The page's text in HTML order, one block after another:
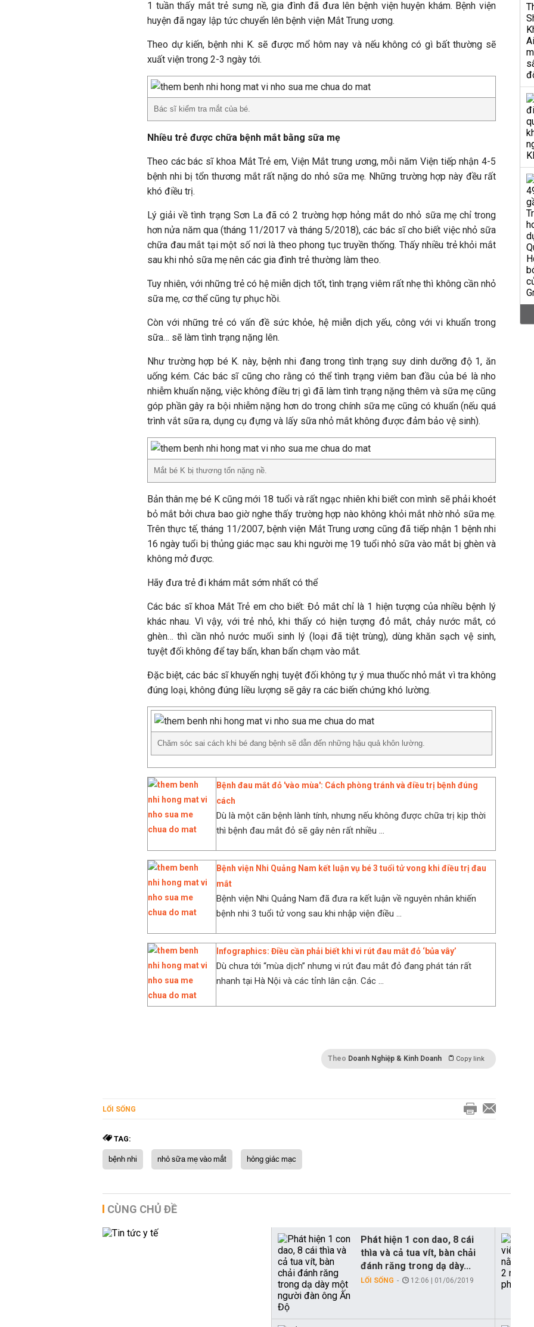
1 tuần thấy mắt trẻ sưng nề, gia đình đã đưa lên bệnh viện huyện khám. Bệnh viện
huyện đã ngay lập tức chuyển lên bệnh viện Mắt Trung ương.
Theo dự kiến, bệnh nhi K. sẽ được mổ hôm nay và nếu không có gì bất thường sẽ
xuất viện trong 2-3 ngày tới.
Bác sĩ kiểm tra mắt của bé.
Nhiều trẻ được chữa bệnh mắt bằng sữa mẹ
Theo các bác sĩ khoa Mắt Trẻ em, Viện Mắt trung ương, mỗi năm Viện tiếp nhận 4-5
bệnh nhi bị tổn thương mắt rất nặng do nhỏ sữa mẹ. Những trường hợp này đều rất
khó điều trị.
Lý giải về tình trạng Sơn La đã có 2 trường hợp hỏng mắt do nhỏ sữa mẹ chỉ trong
hơn nửa năm qua (tháng 11/2017 và tháng 5/2018), các bác sĩ cho biết việc nhỏ sữa
chữa đau mắt tại một số nơi là theo phong tục truyền thống. Thấy nhiều trẻ khỏi mắt
sau khi nhỏ sữa mẹ nên các gia đình trẻ thường làm theo.
Tuy nhiên, với những trẻ có hệ miễn dịch tốt, tình trạng viêm rất nhẹ thì không cần nhỏ
sữa mẹ, cơ thể cũng tự phục hồi.
Còn với những trẻ có vấn đề sức khỏe, hệ miễn dịch yếu, công với vi khuẩn trong
sữa… sẽ làm tình trạng nặng lên.
Như trường hợp bé K. này, bệnh nhi đang trong tình trạng suy dinh dưỡng độ 1, ăn
uống kém. Các bác sĩ cũng cho rằng có thể tình trạng viêm ban đầu của bé là nho
nhiễm khuẩn nặng, việc không điều trị gì đã làm tình trạng nặng thêm và sữa mẹ cũng
góp phần gây ra bội nhiễm nặng hơn do trong chính sữa mẹ cũng có khuẩn (nếu quá
trình vắt sữa ra, dụng cụ đựng và lấy sữa nhỏ mắt không được đảm bảo vệ sinh).
Mắt bé K bị thương tổn nặng nề.
Bản thân mẹ bé K cũng mới 18 tuổi và rất ngạc nhiên khi biết con mình sẽ phải khoét
bỏ mắt bởi chưa bao giờ nghe thấy trường hợp nào không khỏi mắt nhờ nhỏ sữa mẹ.
Trên thực tế, tháng 11/2007, bệnh viện Mắt Trung ương cũng đã tiếp nhận 1 bệnh nhi
16 ngày tuổi bị thủng giác mạc sau khi người mẹ 19 tuổi nhỏ sữa vào mắt bị ghèn và
không mở được.
Hãy đưa trẻ đi khám mắt sớm nhất có thể
Các bác sĩ khoa Mắt Trẻ em cho biết: Đỏ mắt chỉ là 1 hiện tượng của nhiều bệnh lý
khác nhau. Vì vậy, với trẻ nhỏ, khi thấy có hiện tượng đỏ mắt, chảy nước mắt, có
ghèn… thì cần nhỏ nước muối sinh lý (loại đã tiệt trùng), dùng khăn sạch vệ sinh,
tuyệt đối không để tay bẩn, khan bẩn chạm vào mắt.
Đặc biệt, các bác sĩ khuyến nghị tuyệt đối không tự ý mua thuốc nhỏ mắt vì tra không
đúng loại, không đúng liều lượng sẽ gây ra các biến chứng khó lường.
Chăm sóc sai cách khi bé đang bệnh sẽ dẫn đến những hậu quả khôn lường.
Bệnh đau mắt đỏ 'vào mùa': Cách phòng tránh và điều trị bệnh đúng
cách
Dù là một căn bệnh lành tính, nhưng nếu không được chữa trị kịp thời
thì bệnh đau mắt đỏ sẽ gây nên rất nhiều ...
Bệnh viện Nhi Quảng Nam kết luận vụ bé 3 tuổi tử vong khi điều trị đau
mắt
Bệnh viện Nhi Quảng Nam đã đưa ra kết luận về nguyên nhân khiến
bệnh nhi 3 tuổi tử vong sau khi nhập viện điều ...
Infographics: Điều cần phải biết khi vi rút đau mắt đỏ ‘bủa vây’
Dù chưa tới “mùa dịch” nhưng vi rút đau mắt đỏ đang phát tán rất
nhanh tại Hà Nội và các tỉnh lân cận. Các ...
Theo Doanh Nghiệp & Kinh Doanh Copy link
LỐI SỐNG
TAG:
bệnh nhi nhỏ sữa mẹ vào mắt hỏng giác mạc
CÙNG CHỦ ĐỀ
Phát hiện 1 con dao, 8 cái
thìa và cả tua vít, bàn chải
đánh răng trong dạ dày...
LỐI SỐNG 12:06 | 01/06/2019